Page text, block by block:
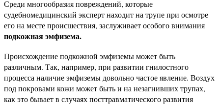
Среди многообразия повреждений, которые
судебномедицинский эксперт находит на трупе при осмотре
его на месте происшествия, заслуживает особого внимания
подкожная эмфизема.
Происхождение подкожной эмфиземы может быть
различным. Так, например, при развитии гнилостного
процесса наличие эмфиземы довольно частое явление. Воздух
под покровами кожи может быть и на незагнивших трупах,
как это бывает в случаях посттравматического развития